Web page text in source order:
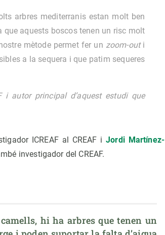
arbres mediterranis estan molt ben
aquests boscos tenen un risc molt
mètode permet fer un zoom-outi
a la sequera i que patim sequeres
i autor principal d’aquest estudi que
ICREAF al CREAF iJordi Martínez-
investigador del CREAF.
hi ha arbres que tenen un